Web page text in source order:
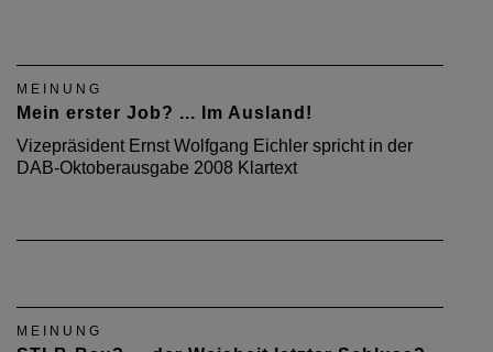
MEINUNG
Mein erster Job? ... Im Ausland!
Vizepräsident Ernst Wolfgang Eichler spricht in der
DAB-Oktoberausgabe 2008 Klartext
MEINUNG